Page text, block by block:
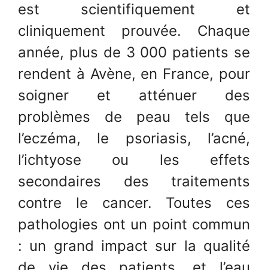
est scientifiquement et
cliniquement prouvée. Chaque
année, plus de 3 000 patients se
rendent à Avène, en France, pour
soigner et atténuer des
problèmes de peau tels que
l’eczéma, le psoriasis, l’acné,
l’ichtyose ou les effets
secondaires des traitements
contre le cancer. Toutes ces
pathologies ont un point commun
: un grand impact sur la qualité